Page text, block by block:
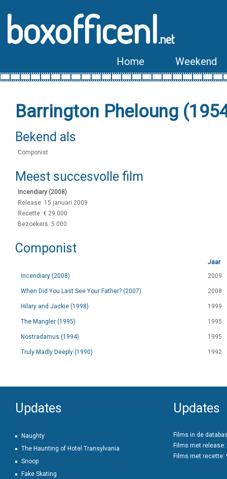
boxofficenl.net
Home Weekend
Barrington Pheloung
Bekend als
Componist
Meest succesvolle film
Incendiary (2008)
Release: 15 januari 2009
Recette: € 29.000
Bezoekers: 5.000
Componist
Jaar
Incendiary (2008)
2009
When Did You Last See Your Father? (2007) 2008
Hilary and Jackie (1998) 1999
The Mangler (1995) 1995
Nostradamus (1994) 1995
Truly Madly Deeply (1990) 1992
Updates
Naughty
The Haunting of Hotel Transylvania
Snoop
Fake Skating
Updates
Films in de
Films met release:
Films met recette: